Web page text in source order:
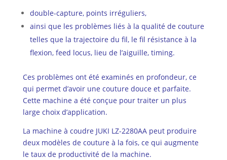
double-capture, points irréguliers,
ainsi que les problèmes liés à la qualité de couture
telles que la trajectoire du fil, le fil résistance à la
flexion, feed locus, lieu de l’aiguille, timing.
Ces problèmes ont été examinés en profondeur, ce
qui permet d’avoir une couture douce et parfaite.
Cette machine a été conçue pour traiter un plus
large choix d’application.
La machine à coudre JUKI LZ-2280AA peut produire
deux modèles de couture à la fois, ce qui augmente
le taux de productivité de la machine.